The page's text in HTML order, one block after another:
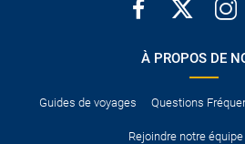
certains pays exigent qu´il soit
Pour vous en assurer, vous pouvez
services consulaires du pays concerné.
au service de plein du carburant et les
À PROPOS DE
Guides de voyages Questions
Rejoindre notre équipe